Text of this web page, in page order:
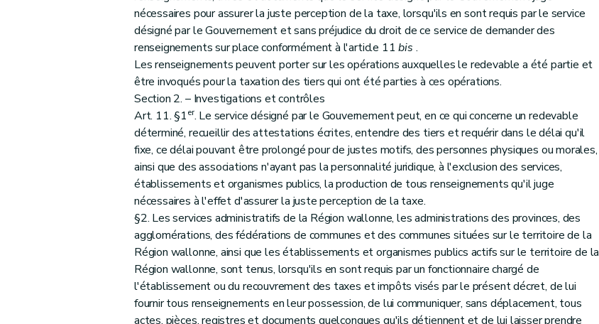
Entrée en vigueur
nécessaires pour assurer la juste perception de la taxe, lorsqu'ils en sont requis par le service
désigné par le Gouvernement et sans préjudice du droit de ce service de demander des
renseignements sur place conformément à l'article 11bis .
Les renseignements peuvent porter sur les opérations auxquelles le redevable a été partie et
être invoqués pour la taxation des tiers qui ont été parties à ces opérations.
Section 2. – Investigations et contrôles
Art. 11. §1er. Le service désigné par le Gouvernement peut, en ce qui concerne un redevable
déterminé, recueillir des attestations écrites, entendre des tiers et requérir dans le délai qu'il
fixe, ce délai pouvant être prolongé pour de justes motifs, des personnes physiques ou morales,
ainsi que des associations n'ayant pas la personnalité juridique, à l'exclusion des services,
établissements et organismes publics, la production de tous renseignements qu'il juge
nécessaires à l'effet d'assurer la juste perception de la taxe.
§2. Les services administratifs de la Région wallonne, les administrations des provinces, des
agglomérations, des fédérations de communes et des communes situées sur le territoire de la
Région wallonne, ainsi que les établissements et organismes publics actifs sur le territoire de la
Région wallonne, sont tenus, lorsqu'ils en sont requis par un fonctionnaire chargé de
l'établissement ou du recouvrement des taxes et impôts visés par le présent décret, de lui
fournir tous renseignements en leur possession, de lui communiquer, sans déplacement, tous
actes, pièces, registres et documents quelconques qu'ils détiennent et de lui laisser prendre